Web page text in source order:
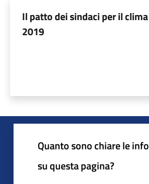
Il patto dei sindaci per il
2019
Quanto sono chiare le
su questa pagina?